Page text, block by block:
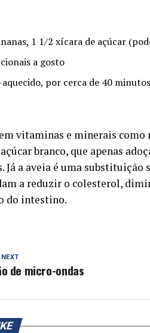
1 1/2 xícara de açúcar
a gosto
por cerca de 40
vitaminas e minerais como
branco, que apenas
a aveia é uma substituição
a reduzir o colesterol,
do intestino.
de micro-ondas